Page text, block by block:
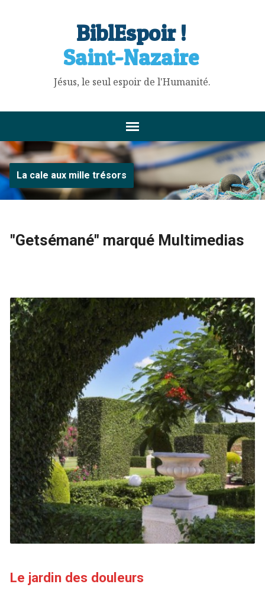
BiblEspoir !
Saint-Nazaire
Jésus, le seul espoir de l'Humanité.
La cale aux mille trésors
"Getsémané" marqué Multimedias
Le jardin des douleurs